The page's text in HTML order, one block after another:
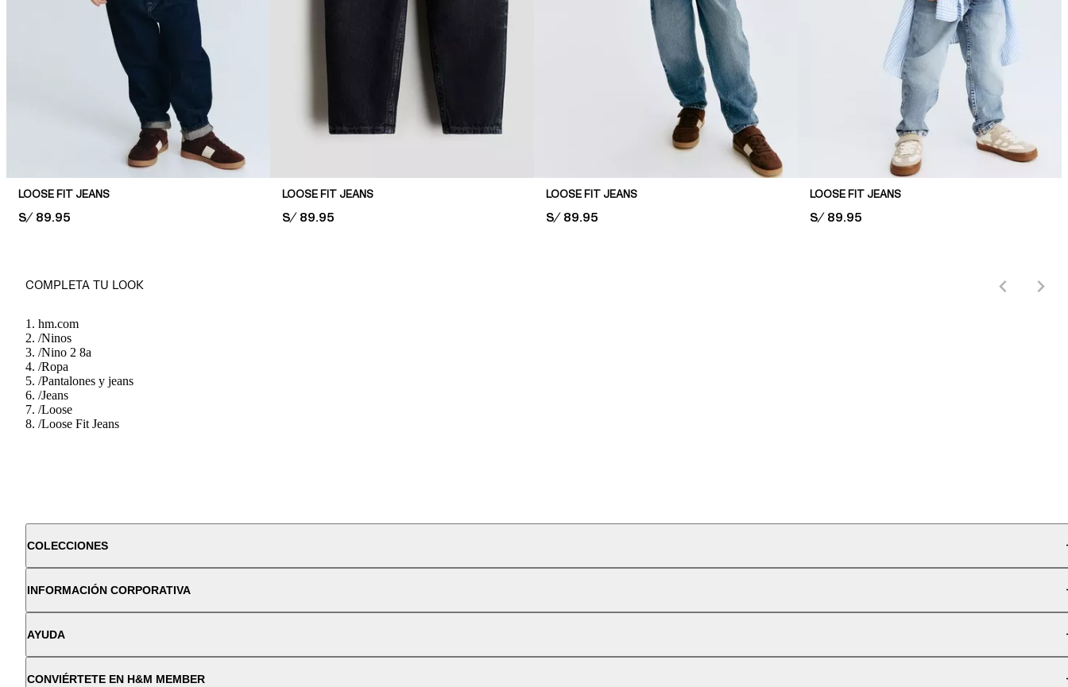
LOOSE FIT JEANS
PRICE:
S/ 89.95
LOOSE FIT JEANS
PRICE:
S/ 89.95
LOOSE FIT JEANS
PRICE:
S/ 89.95
LOOSE FIT JEANS
PRICE:
S/ 89.95
COMPLETA TU LOOK
hm.com
/Ninos
/Nino 2 8a
/Ropa
/Pantalones y jeans
/Jeans
/Loose
/Loose Fit Jeans
COLECCIONES
INFORMACIÓN CORPORATIVA
AYUDA
CONVIÉRTETE EN H&M MEMBER